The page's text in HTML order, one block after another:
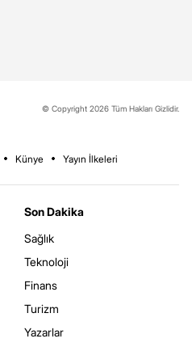
© Copyright 2026 Tüm Hakları Gizlidir.
Künye Yayın İlkeleri
Son Dakika
Sağlık
Teknoloji
Finans
Turizm
Yazarlar